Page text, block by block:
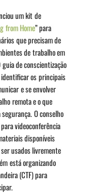
um kit de
from Home” para
que precisam de
de trabalho em
de conscientização
identificar os principais
e se envolver
remota e o que
O conselho
videoconferência
disponíveis
usados livremente
está organizando
(CTF) para